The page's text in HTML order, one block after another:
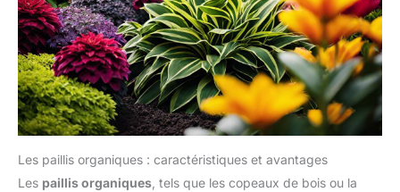
Les paillis organiques : caractéristiques et avantages
Les paillis organiques , tels que les copeaux de bois ou la